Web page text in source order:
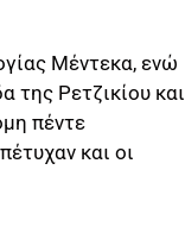
Μέντεκα, ενώ
της Ρετζικίου και
πέντε
και οι